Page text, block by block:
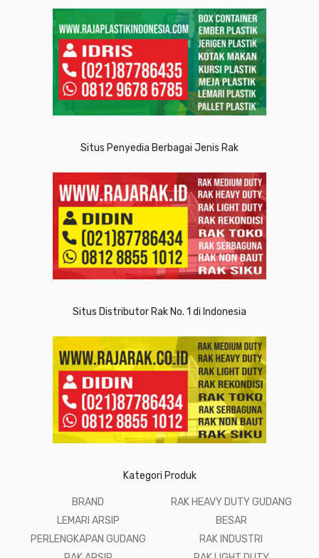
Situs Penyedia Berbagai Jenis Rak
Situs Distributor Rak No. 1 di Indonesia
Kategori Produk
BRAND
LEMARI ARSIP
PERLENGKAPAN GUDANG
RAK HEAVY DUTY GUDANG
BESAR
RAK INDUSTRI